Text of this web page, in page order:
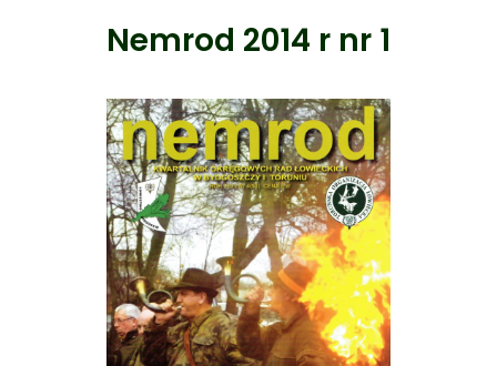
Nemrod 2014 r nr 1